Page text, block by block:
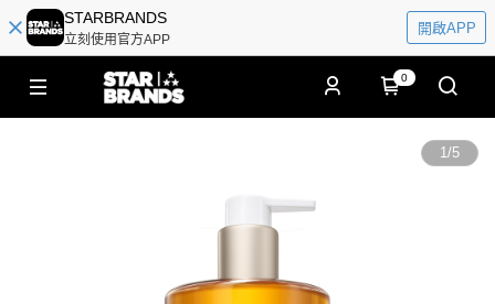
STARBRANDS
立刻使用官方APP
開啟APP
0
1/5